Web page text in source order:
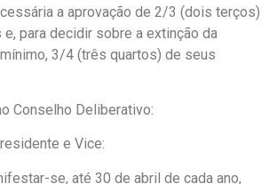
a aprovação de 2/3 (dois terços)
para decidir sobre a extinção da
3/4 (três quartos) de seus
Conselho Deliberativo:
e Vice:
se, até 30 de abril de cada ano,